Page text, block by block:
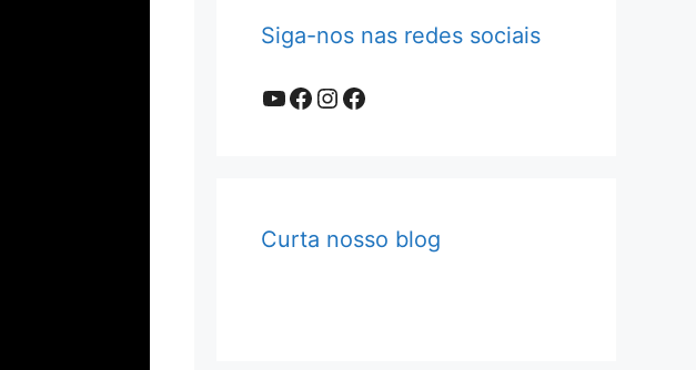
Siga-nos nas redes sociais
Youtube
Facebook
Instagram
Facebook
Curta nosso blog